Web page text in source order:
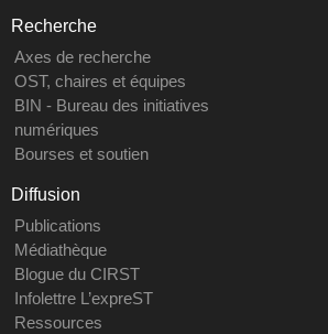
Recherche
Axes de recherche
OST, chaires et équipes
BIN - Bureau des initiatives
numériques
Bourses et soutien
Diffusion
Publications
Médiathèque
Blogue du CIRST
Infolettre L’expreST
Ressources